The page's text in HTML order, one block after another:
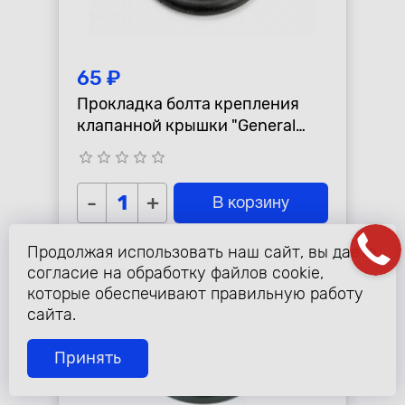
65 ₽
Прокладка болта крепления
клапанной крышки "General
Motors"
star_border star_border star_border star_border star_border
- + В корзину
Продолжая использовать наш сайт, вы даете
согласие на обработку файлов cookie,
которые обеспечивают правильную работу
сайта.